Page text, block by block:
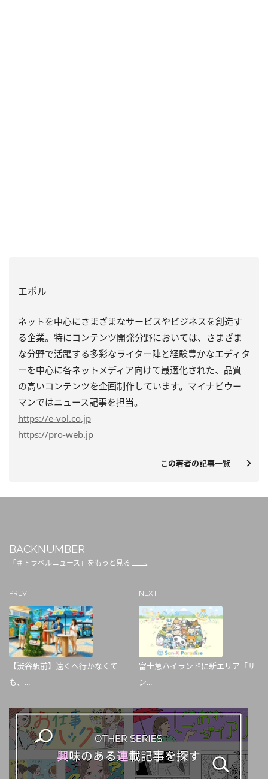
エボル
ネットを中心にさまざまなサービスやビジネスを創造す
る企業。特にコンテンツ開発分野においては、さまざま
な分野で活躍する多彩なライター陣と経験豊かなエディタ
ーを中心に各ネットメディア向けて最適化された、品質
の高いコンテンツを企画制作しています。マイナビウー
マンではニュース記事を担当。
https://e-vol.co.jp
https://pro-web.jp
この著者の記事一覧
BACKNUMBER
「＃トラベルニュース」をもっと見る
PREV
【渋谷駅前】遠くへ行かなくて
も、...
NEXT
富士急ハイランドに新エリア「サ
ン...